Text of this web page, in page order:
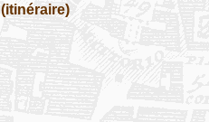
(itinéraire)